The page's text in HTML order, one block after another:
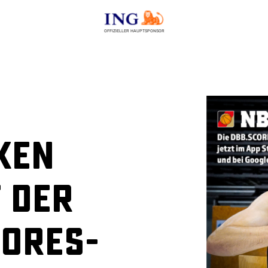
OFFIZIELLER HAUPTSPONSOR
der